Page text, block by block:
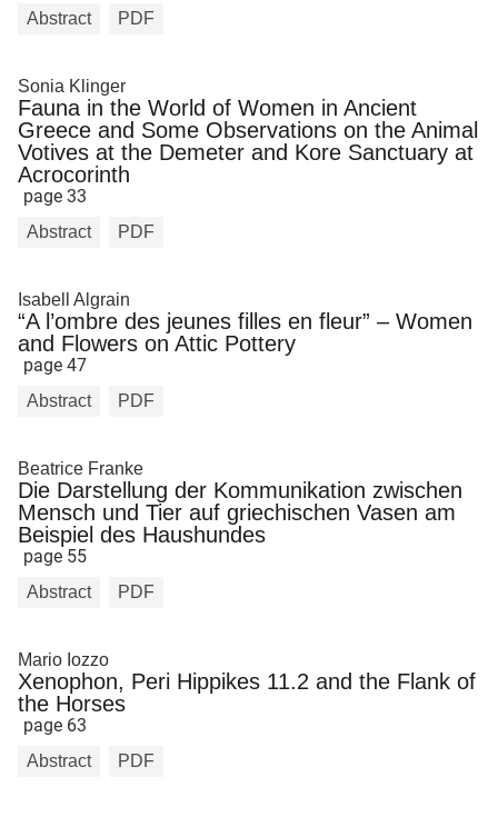
Abstract PDF
Sonia Klinger
Fauna in the World of Women in Ancient
Greece and Some Observations on the Animal
Votives at the Demeter and Kore Sanctuary at
Acrocorinth
page 33
Abstract PDF
Isabell Algrain
“A l’ombre des jeunes filles en fleur” – Women
and Flowers on Attic Pottery
page 47
Abstract PDF
Beatrice Franke
Die Darstellung der Kommunikation zwischen
Mensch und Tier auf griechischen Vasen am
Beispiel des Haushundes
page 55
Abstract PDF
Mario Iozzo
Xenophon, Peri Hippikes 11.2 and the Flank of
the Horses
page 63
Abstract PDF